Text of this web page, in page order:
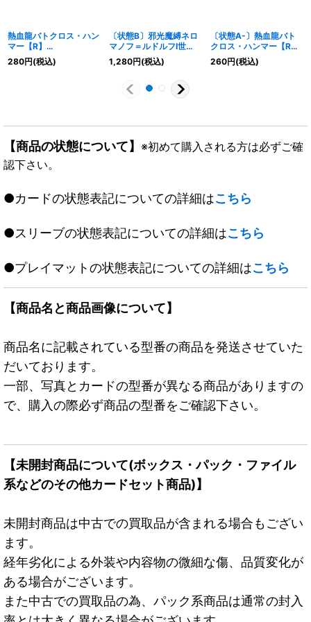
熱血龍バトクロス・ハン
マー【R】
{RP2114A/20}《火》
280円(税込)
〔状態B〕邪光魔縛ネロ
マノフ＝ルドルフI世
【SR】
{25RP2SP4/SP5}
1,280円(税込)
〔状態A-〕熱血龍バト
クロス・ハンマー【R】
{RP2114A/20}《火》
260円(税込)
【商品の状態について】 ※初めて購入される方は必ずご確
認下さい。
●カードの状態表記についての詳細はこちら
●スリーブの状態表記についての詳細はこちら
●プレイマットの状態表記についての詳細はこちら
【商品名と商品画像について】
商品名に記載されている型番の商品を発送させていた
だいております。
一部、写真とカードの型番が異なる商品がありますの
で、購入の際必ず商品の型番をご確認下さい。
【未開封商品について(ボックス・パック・ファイル
系などのその他カードセット商品)】
未開封商品は中古での買取品が含まれる場合もござい
ます。
経年劣化による外装や内容物の微細な傷、品質変化が
ある場合がございます。
また中古での買取品の為、パック系商品は通常の封入